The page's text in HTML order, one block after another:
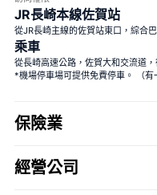
JR長崎本線佐賀站
從JR長崎主線的佐賀站東口，綜合
乘車
從長崎高速公路，佐賀大和交流道
*機場停車場可提供免費停車。 （有
保險業
經營公司